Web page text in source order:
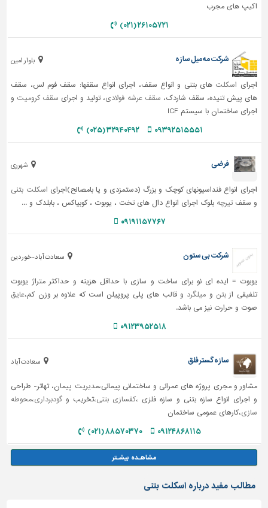
اکیپ های مجرب
۲۶۱۰۵۷۲۱ (۰۲۱)
بلوار امین شرکت مه میل سازه
اجرای اسکلت های بتنی و انواع سقف، اجرای انواع سقفها: سقف فوم لس، سقف
های پیش تنیده، سقف شاردک، سقف عرشه فولادی، تولید و اجرای سقف کرومیت و
اجرای ساختمان با سیستم ICF
۰۹۳۹۲۵۱۵۵۵۱ ۳۲۹۴۰۴۹۲ (۰۲۵)
شهرری فرضی
اجرای انواع فنداسیونهای کوچک و بزرگ (دستمزدی و یا بامصالح)اجرای اسکلت بتنی
و سقفتیرچه بلوک اجرای انواع دال های تخت ، یوبوت ، کوبیاکس ، بابلدک و ...
۰۹۱۹۱۱۵۷۷۶۷
سعادت آباد-خوردین شرکت بی ستون
یوبوت = ایده ای نو برای ساخت و سازی با حداقل هزینه و حداکثر متراژ یوبوت
تلفیقی از بتن و میلگرد و قالب های پلی پروپیلن است که علاوه بر وزن کم،عایق
صوت و حرارت نیز می باشد.
۰۹۱۲۳۹۵۲۵۱۸
سعادت آباد سازه گستر فلق
مشاور و مجری پروژه های عمرانی و ساختمانی پیمانی،مدیریت پیمان، تهاتر- طراحی
و اجرای انواع سازه بتنی و سازه فلزی ،کفسازی بتنی،تخریب و گودبرداری،محوطه
سازی،کارهای عمومی ساختمان
۰۹۱۲۴۸۶۸۱۱۵ ۸۸۵۷۰۳۷۰ (۰۲۱)
مطالب مفید درباره اسکلت بتنی